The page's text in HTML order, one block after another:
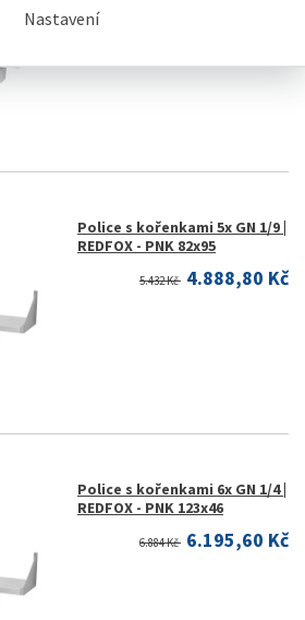
Nastavení
Police s kořenkami 5x GN 1/9 |
REDFOX - PNK 82x95
5.432 Kč 4.888,80 Kč
Police s kořenkami 6x GN 1/4 |
REDFOX - PNK 123x46
6.884 Kč 6.195,60 Kč